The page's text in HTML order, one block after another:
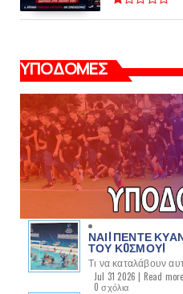
ΥΠΟΔΟΜΕΣ
ΝΑΙ! ΠΕΝΤΕ
ΤΟΥ ΚOΣΜΟΥ!
Τι να καταλάβουν
Jul 31 2026 | Read more
0 σχόλια